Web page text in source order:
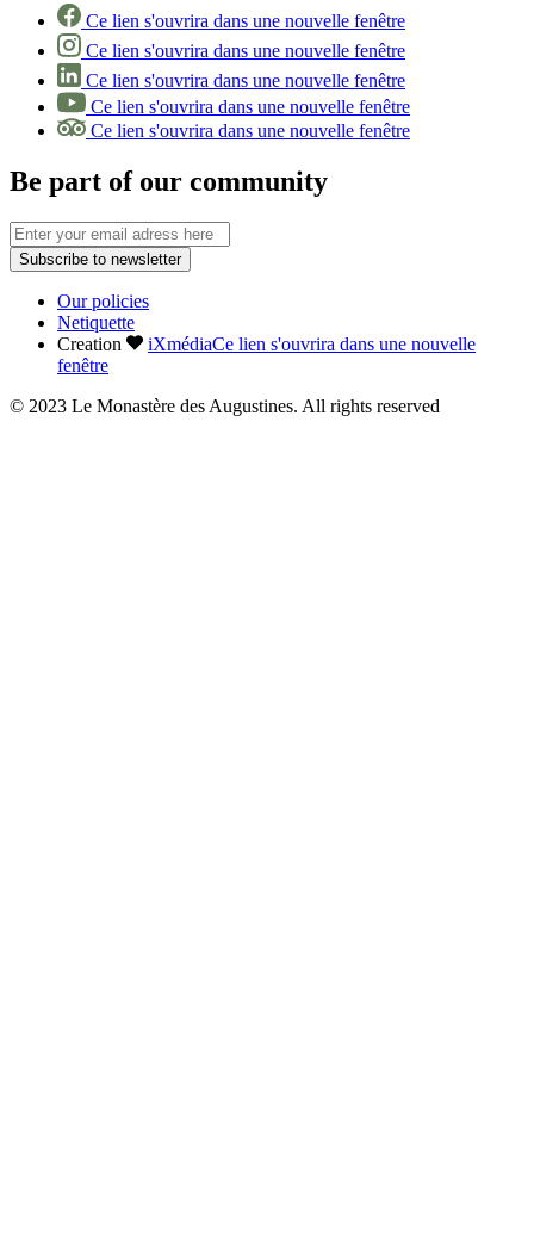
Ce lien s'ouvrira dans une nouvelle fenêtre
Ce lien s'ouvrira dans une nouvelle fenêtre
Ce lien s'ouvrira dans une nouvelle fenêtre
Ce lien s'ouvrira dans une nouvelle fenêtre
Ce lien s'ouvrira dans une nouvelle fenêtre
Be part of our community
Subscribe to newsletter
Our policies
Netiquette
Creation
iXmédiaCe lien s'ouvrira dans une nouvelle
fenêtre
© 2023 Le Monastère des Augustines. All rights reserved